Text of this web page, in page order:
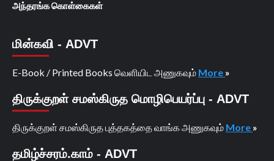
அந்தரங்க கொள்கைகள்
மின்கவி - ADVT
E-Book / Printed Books வெளியிட அணுகவும் More »
திருக்குறள் சமஸ்கிருத மொழிபெயர்ப்பு - ADVT
திருக்குறள் சமஸ்கிருத புத்தகத்தை வாங்க அணுகவும் More »
தமிழ்ச்சரம்.காம் - ADVT